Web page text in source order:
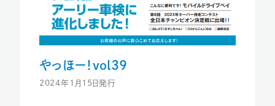
やっほー！vol39
2024年1月15日発行